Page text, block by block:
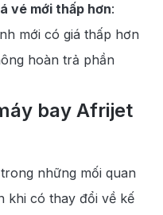
vé mới thấp hơn:
mới có giá thấp hơn
hoàn trả phần
bay Afrijet
những mối quan
khi có thay đổi về kế